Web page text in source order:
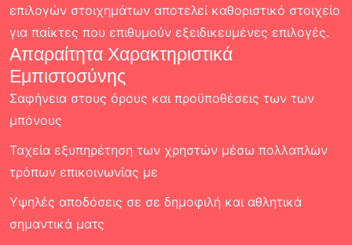
επιλογών στοιχημάτων αποτελεί καθοριστικό στοιχείο
για παίκτες που επιθυμούν εξειδικευμένες επιλογές.
Απαραίτητα Χαρακτηριστικά
Εμπιστοσύνης
Σαφήνεια στους όρους και προϋποθέσεις των των
μπόνους
Ταχεία εξυπηρέτηση των χρηστών μέσω πολλαπλών
τρόπων επικοινωνίας με
Υψηλές αποδόσεις σε σε δημοφιλή και αθλητικά
σημαντικά ματς